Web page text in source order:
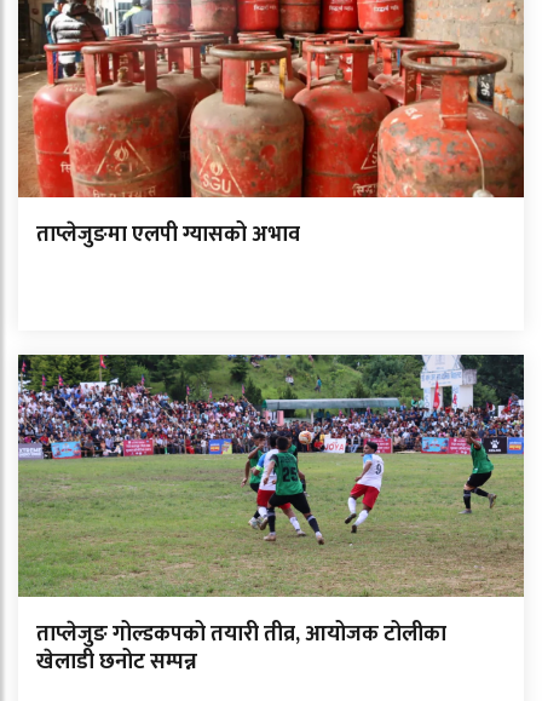
ताप्लेजुङमा एलपी ग्यासको अभाव
ताप्लेजुङ गोल्डकपको तयारी तीव्र, आयोजक टोलीका
खेलाडी छनोट सम्पन्न